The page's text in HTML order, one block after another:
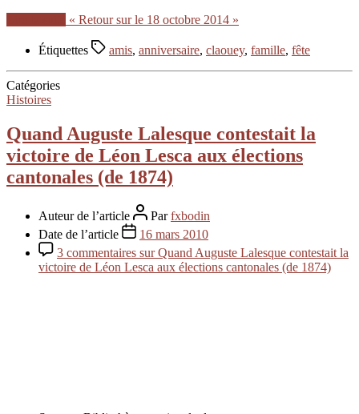
« Retour sur le 18 octobre 2014 »
Étiquettes amis, anniversaire, claouey, famille, fête
Catégories
Histoires
Quand Auguste Lalesque contestait la
victoire de Léon Lesca aux élections
cantonales (de 1874)
Auteur de l’article Parfxbodin
Date de l’article
16 mars 2010
3 commentaires sur Quand Auguste Lalesque contestait la
victoire de Léon Lesca aux élections cantonales (de 1874)